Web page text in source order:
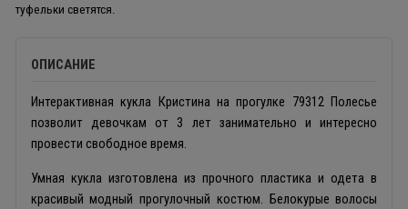
туфельки светятся.
ОПИСАНИЕ
Интерактивная кукла Кристина на прогулке 79312 Полесье
позволит девочкам от 3 лет занимательно и интересно
провести свободное время.
Умная кукла изготовлена из прочного пластика и одета в
красивый модный прогулочный костюм. Белокурые волосы